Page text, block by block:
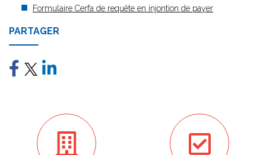
Formulaire Cerfa de requête en injontion de payer
PARTAGER